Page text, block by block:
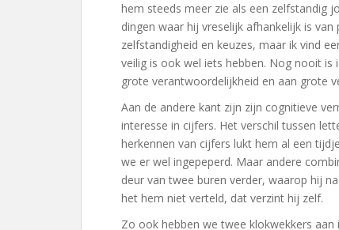
hem steeds meer zie als een zelfstandig
dingen waar hij vreselijk afhankelijk is
zelfstandigheid en keuzes, maar ik vind
veilig is ook wel iets hebben. Nog nooit
grote verantwoordelijkheid en aan grote
Aan de andere kant zijn zijn cognitieve
interesse in cijfers. Het verschil tussen
herkennen van cijfers lukt hem al een
we er wel ingepeperd. Maar andere
deur van twee buren verder, waarop hij
het hem niet verteld, dat verzint hij zelf.
Zo ook hebben we twee klokwekkers